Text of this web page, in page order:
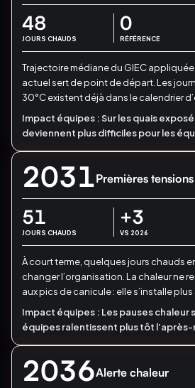
48
JOURS CHAUDS
0
RÉFÉRENCE
Trajectoire médiane du GIEC appliquée
actuel sert de point de départ. Les
30°C existent déjà dans le calendrier
Impact équipes :Sur les quais
deviennent plus difficiles pour les
2031Premières tensions
51
JOURS CHAUDS
+3
VS 2026
À court terme, quelques jours chauds
changer l’organisation. La chaleur ne
aux pics de canicule : elle s’installe
Impact équipes : Les pauses chaleur
équipes ralentissent plus tôt l’après-
2036Alerte chaleur